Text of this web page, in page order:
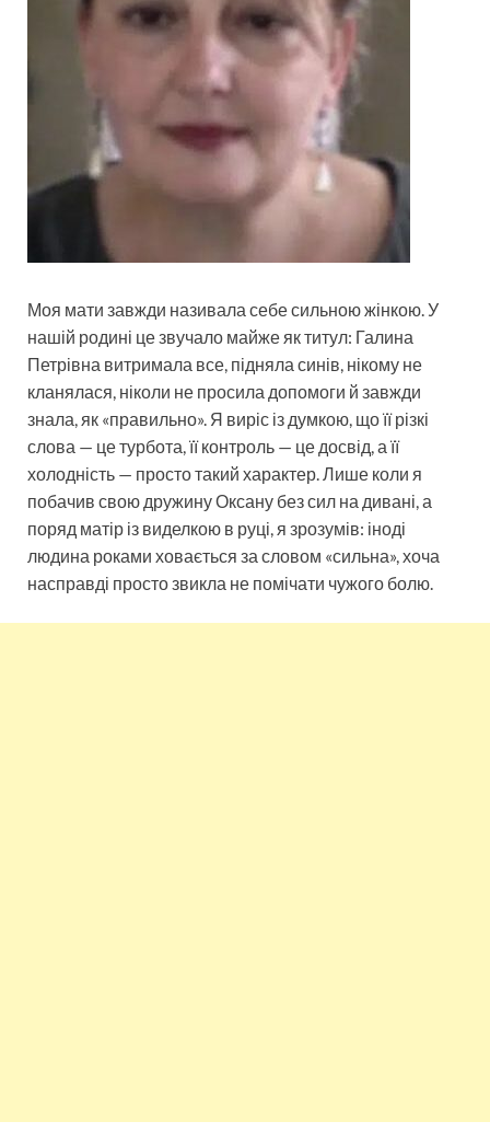
Моя мати завжди називала себе сильною жінкою. У
нашій родині це звучало майже як титул: Галина
Петрівна витримала все, підняла синів, нікому не
кланялася, ніколи не просила допомоги й завжди
знала, як «правильно». Я виріс із думкою, що її різкі
слова — це турбота, її контроль — це досвід, а її
холодність — просто такий характер. Лише коли я
побачив свою дружину Оксану без сил на дивані, а
поряд матір із виделкою в руці, я зрозумів: іноді
людина роками ховається за словом «сильна», хоча
насправді просто звикла не помічати чужого болю.